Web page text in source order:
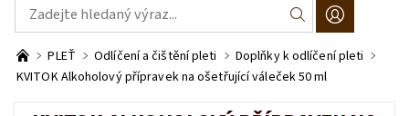
PLEŤ Odlíčení a čištění pleti
Doplňky k odlíčení pleti
KVITOK Alkoholový přípravek na ošetřující váleček 50 ml